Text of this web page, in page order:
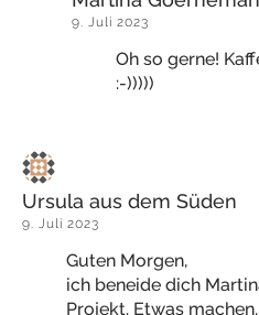
9. Juli 2023
Oh so gerne!
:-)))))
Ursula aus dem Süden
9. Juli 2023
Guten Morgen,
ich beneide dich
Projekt. Etwas